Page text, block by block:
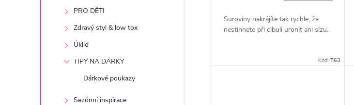
PRO DĚTI
Zdravý styl & low tox
Úklid
TIPY NA DÁRKY
Dárkové poukazy
Sezónní inspirace
t
Suroviny nakrájíte tak rychle, že
nestihnete při cibuli uronit ani slzu..
Kód:T63